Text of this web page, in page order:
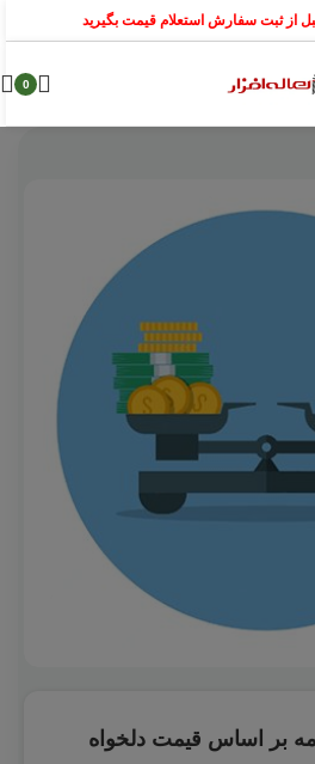
از ثبت سفارش استعلام قیمت بگیرید
0
بر اساس قیمت دلخواه